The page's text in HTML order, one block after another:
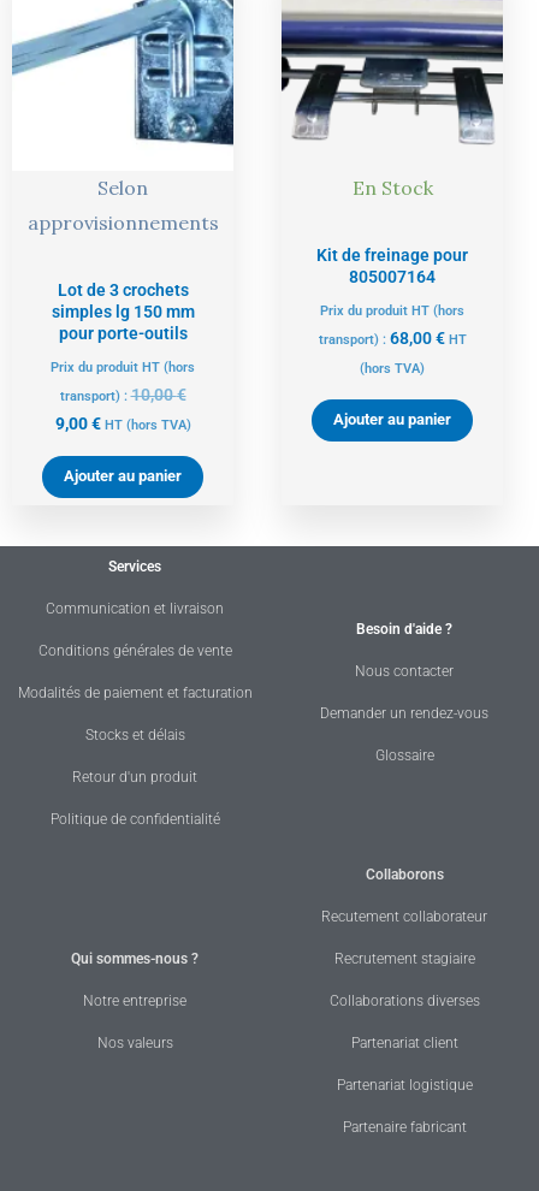
Selon
approvisionnements
Lot de 3 crochets
simples lg 150 mm
pour porte-outils
Prix du produit HT (hors
transport) :10,00€
initial
était :
10,00 €.
9,00€
actuel
est :
9,00 €.
HT (hors TVA)
Ajouter au panier
En Stock
Kit de freinage pour
805007164
Prix du produit HT (hors
transport) : 68,00€ HT
(hors TVA)
Ajouter au panier
Services
Communication et livraison
Conditions générales de vente
Modalités de paiement et facturation
Stocks et délais
Retour d'un produit
Politique de confidentialité
Besoin d'aide ?
Nous contacter
Demander un rendez-vous
Glossaire
Qui sommes-nous ?
Notre entreprise
Nos valeurs
Collaborons
Recutement collaborateur
Recrutement stagiaire
Collaborations diverses
Partenariat client
Partenariat logistique
Partenaire fabricant